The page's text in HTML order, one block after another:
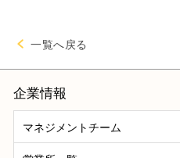
一覧へ戻る
企業情報
マネジメントチーム